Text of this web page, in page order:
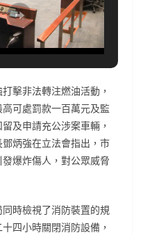
擊非法轉注燃油活動，
可處罰款一百萬元及監
及申請充公涉案車輛，
炳強在立法會指出，市
爆炸傷人，對公眾威脅
時檢視了消防裝置的規
四小時關閉消防設備，